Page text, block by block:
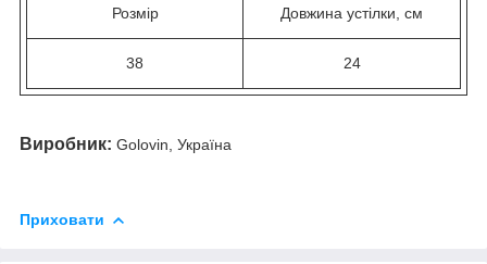
Розмір Довжина устілки, см
38 24
Виробник: Golovin, Україна
Приховати